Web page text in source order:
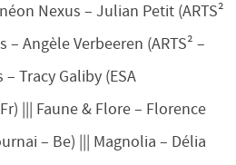
Nexus – Julian Petit (ARTS²
Angèle Verbeeren (ARTS² –
Tracy Galiby (ESA
||| Faune & Flore – Florence
– Be) ||| Magnolia – Délia